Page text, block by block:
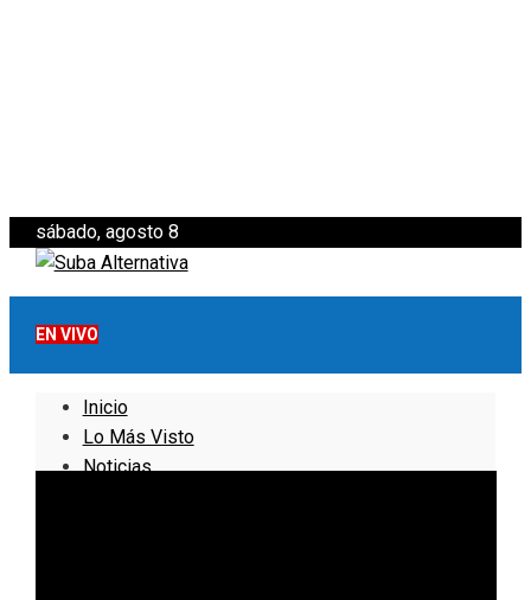
sábado, agosto 8
EN VIVO
Inicio
Lo Más Visto
Noticias